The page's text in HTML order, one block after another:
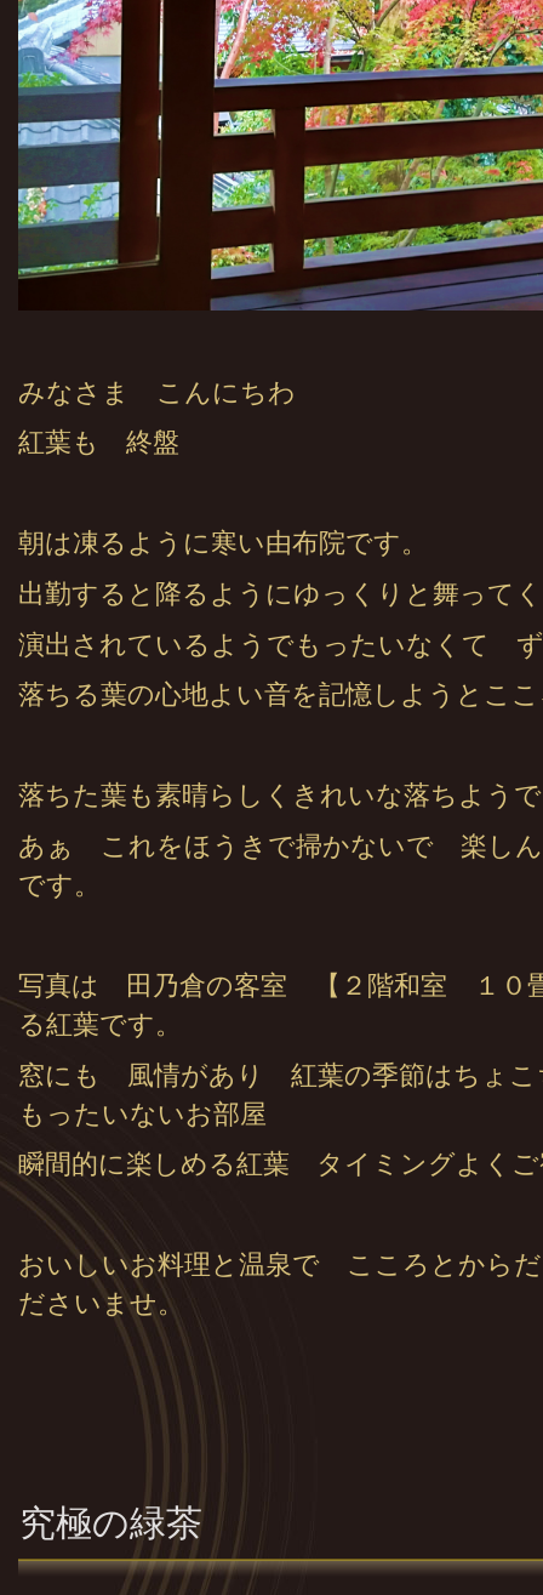
みなさま こんにちわ
紅葉も 終盤
朝は凍るように寒い由布院です。
出勤すると降るようにゆっくりと舞って
演出されているようでもったいなくて
落ちる葉の心地よい音を記憶しようとこ
落ちた葉も素晴らしくきれいな落ちようで
あぁ これをほうきで掃かないで 楽しん
です。
写真は 田乃倉の客室 【２階和室 １０
る紅葉です。
窓にも 風情があり 紅葉の季節はちょこ
もったいないお部屋
瞬間的に楽しめる紅葉 タイミングよく
おいしいお料理と温泉で こころとから
ださいませ。
究極の緑茶